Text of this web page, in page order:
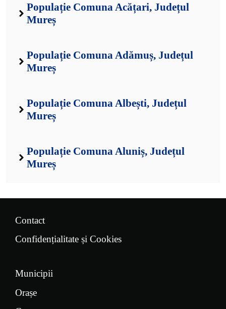
Populație Comuna Acățari, Județul
Mureș
Populație Comuna Adămuș, Județul
Mureș
Populație Comuna Albești, Județul
Mureș
Populație Comuna Aluniș, Județul
Mureș
Contact
Confidențialitate și Cookies
Municipii
Orașe